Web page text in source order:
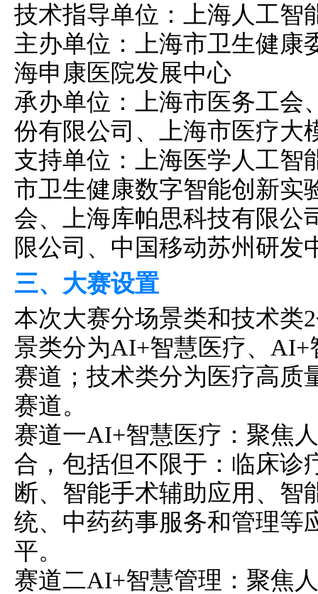
技术指导单位：
上海人工智
主办单位：上海市卫生健康
海申康医院发展中心
承办单位：上海市医务工会
份有限公司、上海市医疗大
支持单位：上海医学人工智
市卫生健康数字智能创新实
会、上海库帕思科技有限公
限公司、中国移动苏州研发
三、大赛设置
本次大赛分场景类和技术类
景类分为AI+智慧医疗、
赛道；技术类分为医疗高质
赛道。
赛道一AI+智慧医疗：聚焦
合，包括但不限于：临床诊
断、智能手术辅助应用、智
统、中药药事服务和管理等
平。
赛道二AI+智慧管理：聚焦